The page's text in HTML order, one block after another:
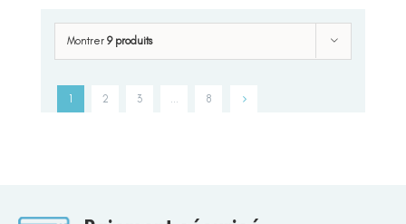
Montrer 9 produits
1 2 3 8